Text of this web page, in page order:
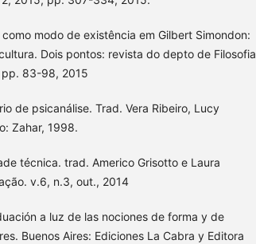
como modo de existência em Gilbert Simondon:
Dois pontos: revista do depto de Filosofia
pp. 83-98, 2015
de psicanálise. Trad. Vera Ribeiro, Lucy
Zahar, 1998.
técnica. trad. Americo Grisotto e Laura
v.6, n.3, out., 2014
a luz de las nociones de forma y de
Buenos Aires: Ediciones La Cabra y Editora